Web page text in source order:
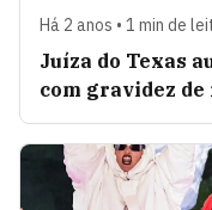
Há 2 anos • 1 min de
Juíza do Texas
com gravidez de